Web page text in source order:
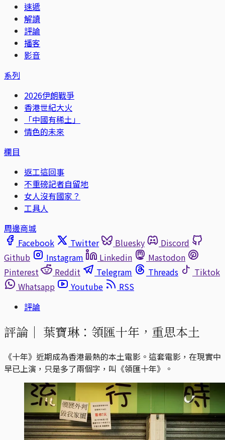
速遞
解讀
評論
播客
影音
系列
2026伊朗戰爭
香港世紀大火
「中國有稀土」
情色的未來
欄目
返工這回事
不重磅記者自留地
女人沒有國家？
工具人
周邊商城
Facebook
Twitter Bluesky
Discord
Github
Instagram Linkedin
Mastodon
Pinterest
Reddit Telegram Threads
Tiktok
Whatsapp
Youtube
RSS
評論
評論｜ 葉寶琳：領匯十年，重思本土
《十年》近期成為香港最熱的本土電影。這套電影，在現實中
早已上演，只是多了兩個字，叫《領匯十年》。